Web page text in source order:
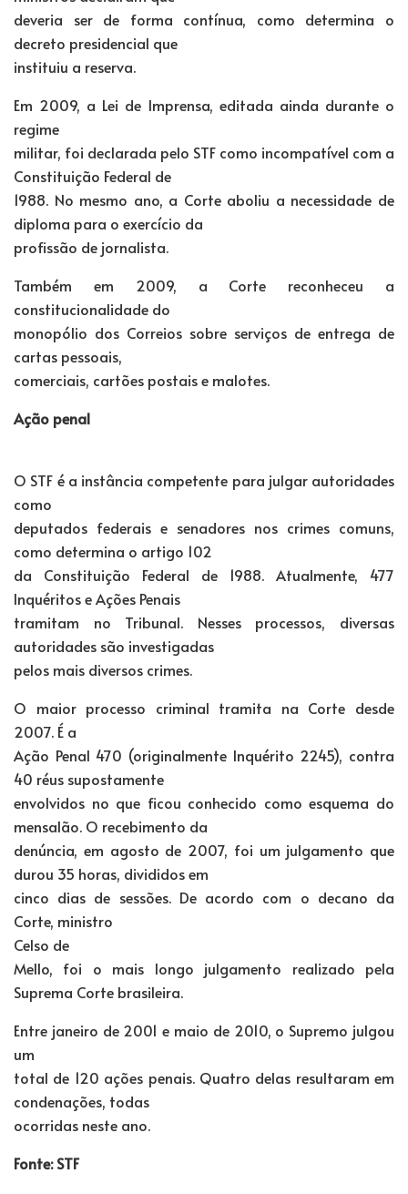
deveria ser de forma contínua, como determina o
decreto presidencial que
instituiu a reserva.
Em 2009, a Lei de Imprensa, editada ainda durante o
regime
militar, foi declarada pelo STF como incompatível com a
Constituição Federal de
1988. No mesmo ano, a Corte aboliu a necessidade de
diploma para o exercício da
profissão de jornalista.
Também em 2009, a Corte reconheceu a
constitucionalidade do
monopólio dos Correios sobre serviços de entrega de
cartas pessoais,
comerciais, cartões postais e malotes.
Ação penal
O STF é a instância competente para julgar autoridades
como
deputados federais e senadores nos crimes comuns,
como determina o artigo 102
da Constituição Federal de 1988. Atualmente, 477
Inquéritos e Ações Penais
tramitam no Tribunal. Nesses processos, diversas
autoridades são investigadas
pelos mais diversos crimes.
O maior processo criminal tramita na Corte desde
2007. É a
Ação Penal 470 (originalmente Inquérito 2245), contra
40 réus supostamente
envolvidos no que ficou conhecido como esquema do
mensalão. O recebimento da
denúncia, em agosto de 2007, foi um julgamento que
durou 35 horas, divididos em
cinco dias de sessões. De acordo com o decano da
Corte, ministro
Celso de
Mello, foi o mais longo julgamento realizado pela
Suprema Corte brasileira.
Entre janeiro de 2001 e maio de 2010, o Supremo julgou
um
total de 120 ações penais. Quatro delas resultaram em
condenações, todas
ocorridas neste ano.
Fonte: STF